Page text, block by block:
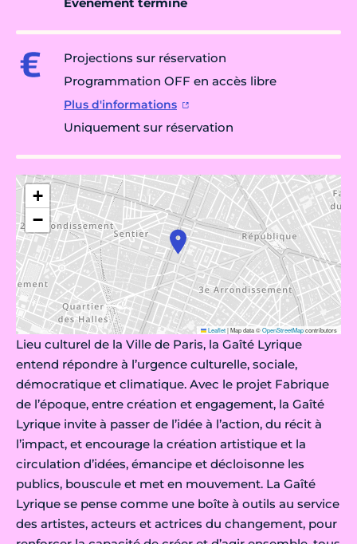
Projections sur réservation
Programmation OFF en accès libre
Plus d'informations
Uniquement sur réservation
+
−
Leaflet|Map data ©OpenStreetMapcontributors
Lieu culturel de la Ville de Paris, la Gaîté Lyrique
entend répondre à l’urgence culturelle, sociale,
démocratique et climatique. Avec le projet Fabrique
de l’époque, entre création et engagement, la Gaîté
Lyrique invite à passer de l’idée à l’action, du récit à
l’impact, et encourage la création artistique et la
circulation d’idées, émancipe et décloisonne les
publics, bouscule et met en mouvement. La Gaîté
Lyrique se pense comme une boîte à outils au service
des artistes, acteurs et actrices du changement, pour